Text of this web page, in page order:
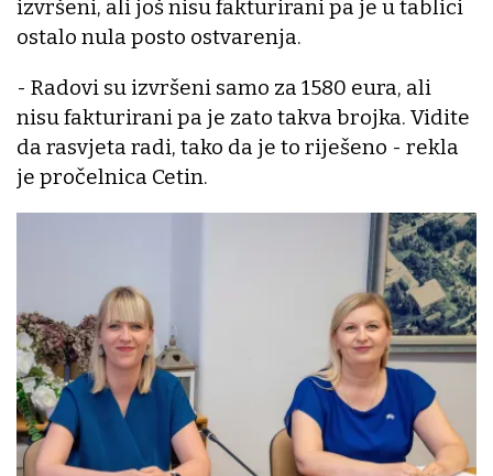
izvršeni, ali još nisu fakturirani pa je u tablici
ostalo nula posto ostvarenja.
- Radovi su izvršeni samo za 1580 eura, ali
nisu fakturirani pa je zato takva brojka. Vidite
da rasvjeta radi, tako da je to riješeno - rekla
je pročelnica Cetin.